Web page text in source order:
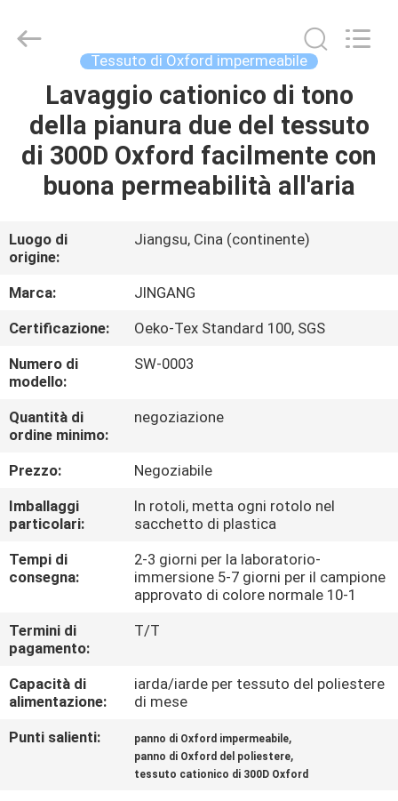
CASA
PRODOTTI
NOI
GIRO
DELLA
FABBRICA
CONTROLLO
DI
QUALITÀ
CONTATTICI
NOTIZIE
CASI
COMPANY
NEWS
Textile
Co.,Ltd.
Tessuto di Oxford impermeabile
Lavaggio cationico di tono
della pianura due del tessuto
di 300D Oxford facilmente con
buona permeabilità all'aria
Luogo di
origine:
Jiangsu, Cina (continente)
Marca:
JINGANG
Certificazione:
Oeko-Tex Standard 100, SGS
Numero di
modello:
SW-0003
Quantità di
ordine minimo:
negoziazione
Prezzo:
Negoziabile
Imballaggi
particolari:
In rotoli, metta ogni rotolo nel
sacchetto di plastica
Tempi di
consegna:
2-3 giorni per la laboratorio-
immersione 5-7 giorni per il campione
approvato di colore normale 10-1
Termini di
pagamento:
T/T
Capacità di
alimentazione:
iarda/iarde per tessuto del poliestere
di mese
Punti salienti:
panno di Oxford impermeabile,
panno di Oxford del poliestere,
tessuto cationico di 300D Oxford